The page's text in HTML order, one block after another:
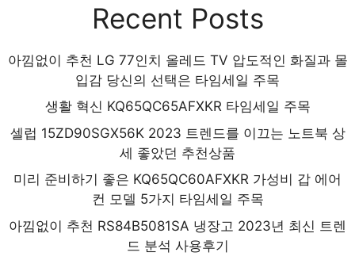
Recent Posts
아낌없이 추천 LG 77인치 올레드 TV 압도적인 화질과 몰
입감 당신의 선택은 타임세일 주목
생활 혁신 KQ65QC65AFXKR 타임세일 주목
셀럽 15ZD90SGX56K 2023 트렌드를 이끄는 노트북 상
세 좋았던 추천상품
미리 준비하기 좋은 KQ65QC60AFXKR 가성비 갑 에어
컨 모델 5가지 타임세일 주목
아낌없이 추천 RS84B5081SA 냉장고 2023년 최신 트렌
드 분석 사용후기